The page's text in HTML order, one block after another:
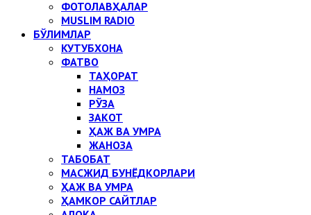
ФОТОЛАВҲАЛАР
MUSLIM RADIO
БЎЛИМЛАР
КУТУБХОНА
ФАТВО
ТАҲОРАТ
НАМОЗ
РЎЗА
ЗАКОТ
ҲАЖ ВА УМРА
ЖАНОЗА
ТАБОБАТ
МАСЖИД БУНЁДКОРЛАРИ
ҲАЖ ВА УМРА
ҲАМКОР САЙТЛАР